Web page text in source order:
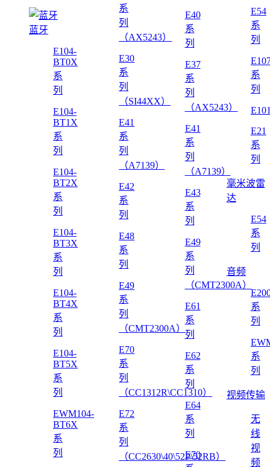
蓝牙
E104-
BT0X
系
列
E104-
BT1X
系
列
E104-
BT2X
系
列
E104-
BT3X
系
列
E104-
BT4X
系
列
E104-
BT5X
系
列
EWM104-
BT6X
系
列
系
列
（AX5243）
E30
系
列
（SI44XX）
E41
系
列
（A7139）
E42
系
列
E48
系
列
E49
系
列
（CMT2300A）
E70
系
列
（CC1312R\CC1310）
E72
系
列
（CC2630\40\52P\52RB）
E40
系
列
E37
系
列
（AX5243）
E41
系
列
（A7139）
E43
系
列
E49
系
列
（CMT2300A）
E61
系
列
E62
系
列
E64
系
列
E70
E54
系
列
系
列
E21
系
列
毫米波雷
达
E54
系
列
音频
系
列
系
列
视频传输
无
线
视
频